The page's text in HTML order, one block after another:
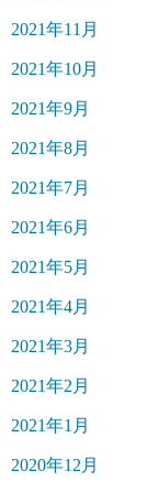
2021年11月
2021年10月
2021年9月
2021年8月
2021年7月
2021年6月
2021年5月
2021年4月
2021年3月
2021年2月
2021年1月
2020年12月